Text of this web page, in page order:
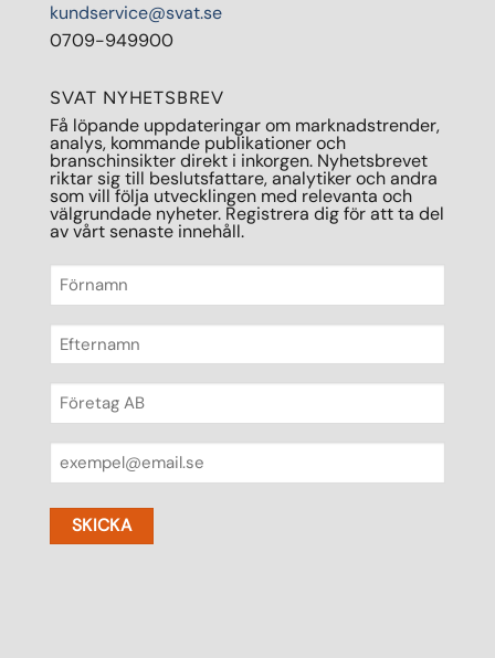
kundservice@svat.se
0709-949900
SVAT NYHETSBREV
Få löpande uppdateringar om marknadstrender,
analys, kommande publikationer och
branschinsikter direkt i inkorgen. Nyhetsbrevet
riktar sig till beslutsfattare, analytiker och andra
som vill följa utvecklingen med relevanta och
välgrundade nyheter. Registrera dig för att ta del
av vårt senaste innehåll.
Förnamn
(Obligatoriskt)
Efternamn
(Obligatoriskt)
Företag
(Obligatoriskt)
E-
post
(Obligatoriskt)